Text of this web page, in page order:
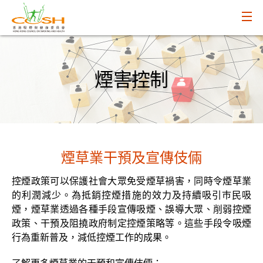
煙害控制
煙草業干預及宣傳伎倆
控煙政策可以保護社會大眾免受煙草禍害，同時令煙草業
的利潤減少。為抵銷控煙措施的效力及持續吸引巿民吸
煙，煙草業透過各種手段宣傳吸煙、誤導大眾、削弱控煙
政策、干預及阻撓政府制定控煙策略等。這些手段令吸煙
行為重新普及，減低控煙工作的成果。